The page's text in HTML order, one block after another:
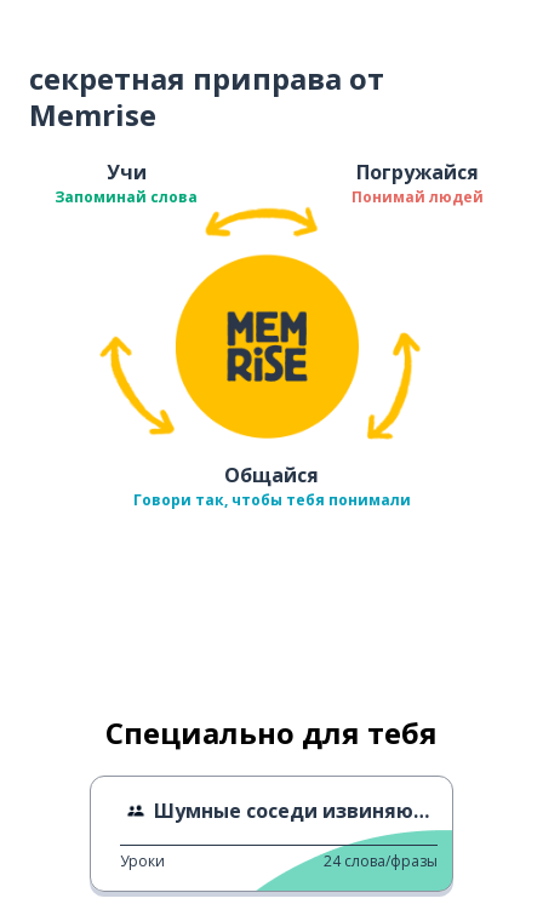
секретная приправа от
Memrise
Учи
Запоминай слова
Погружайся
Понимай людей
Общайся
Говори так, чтобы тебя понимали
Специально для тебя
Шумные соседи извиняются
Уроки 24 слова/фразы